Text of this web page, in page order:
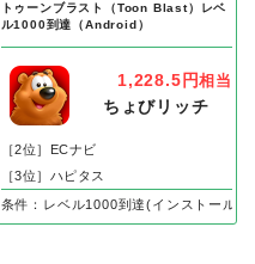
トゥーンブラスト（Toon Blast）レベ
ル1000到達（Android）
1,228.5円相当
ちょびリッチ
［2位］ECナビ
［3位］ハピタス
条件：レベル1000到達(インストール後